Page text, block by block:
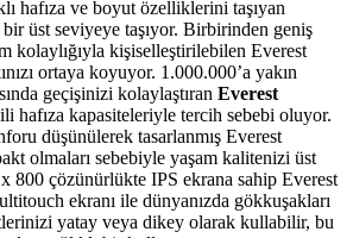
hafıza ve boyut özelliklerini taşıyan
üst seviyeye taşıyor. Birbirinden geniş
kolaylığıyla kişiselleştirilebilen Everest
ortaya koyuyor. 1.000.000’a yakın
geçişinizi kolaylaştıran Everest
hafıza kapasiteleriyle tercih sebebi oluyor.
düşünülerek tasarlanmış Everest
olmaları sebebiyle yaşam kalitenizi üst
800 çözünürlükte IPS ekrana sahip Everest
ekranı ile dünyanızda gökkuşakları
yatay veya dikey olarak kullabilir, bu